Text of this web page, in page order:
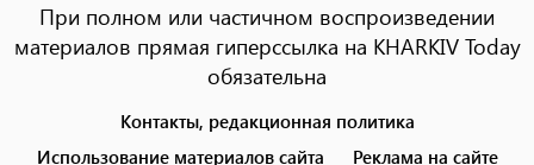
При полном или частичном воспроизведении
материалов прямая гиперссылка на KHARKIV Today
обязательна
menu
Контакты, редакционная политика
Использование материалов сайта
Реклама на сайте